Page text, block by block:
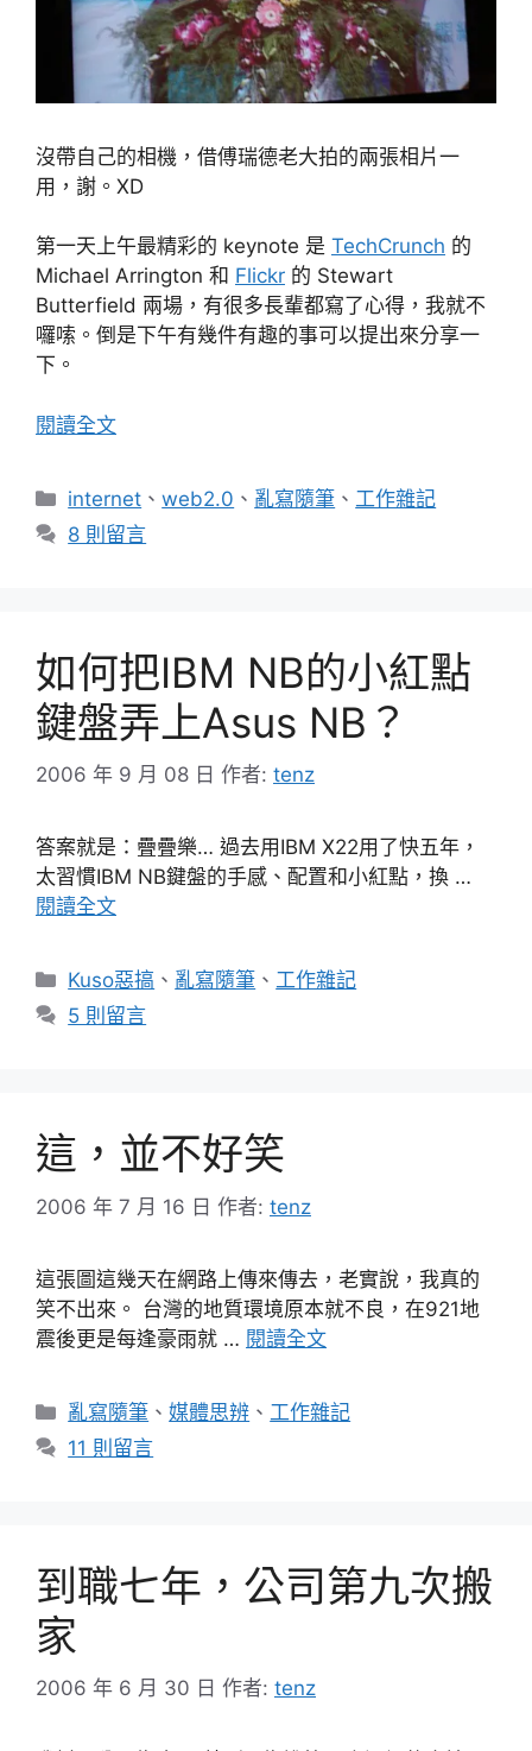
沒帶自己的相機，借傅瑞德老大拍的兩張相片一
用，謝。XD
第一天上午最精彩的 keynote 是 TechCrunch 的
Michael Arrington 和 Flickr 的 Stewart
Butterfield 兩場，有很多長輩都寫了心得，我就不
囉嗦。倒是下午有幾件有趣的事可以提出來分享一
下。
閱讀全文
分
類
internet 、web2.0 、 亂寫隨筆 、 工作雜記
8 則留言
如何把IBM NB的小紅點
鍵盤弄上Asus NB？
2006 年 9 月 08 日 作者: tenz
答案就是：疊疊樂… 過去用IBM X22用了快五年，
太習慣IBM NB鍵盤的手感、配置和小紅點，換 …
閱讀全文
分
類
Kuso惡搞 、 亂寫隨筆 、工作雜記
5 則留言
這，並不好笑
2006 年 7 月 16 日 作者: tenz
這張圖這幾天在網路上傳來傳去，老實說，我真的
笑不出來。 台灣的地質環境原本就不良，在921地
震後更是每逢豪雨就 … 閱讀全文
分
類
亂寫隨筆 、媒體思辨 、 工作雜記
11 則留言
到職七年，公司第九次搬
家
2006 年 6 月 30 日 作者: tenz